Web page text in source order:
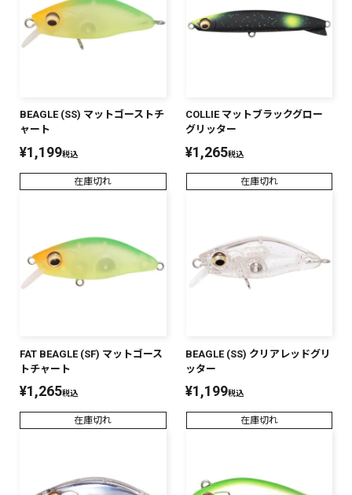
BEAGLE (SS) マットゴーストチ
ャート
¥1,199税込
在庫切れ
COLLIE マットブラックグロー
グリッター
¥1,265税込
在庫切れ
FAT BEAGLE (SF) マットゴース
トチャート
¥1,265税込
在庫切れ
BEAGLE (SS) クリアレッドグリ
ッター
¥1,199税込
在庫切れ